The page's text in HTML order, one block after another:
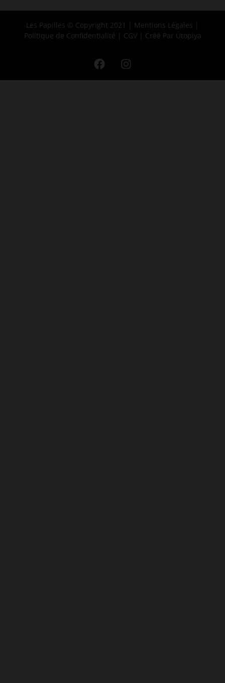
Les Papilles © Copyright 2021 | Mentions Légales
Politique de Confidentialité
CGV| Créé Par Ütopiya